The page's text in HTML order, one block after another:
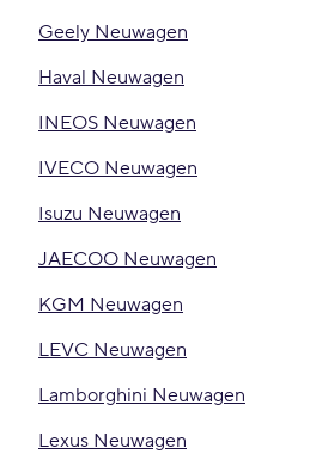
Geely Neuwagen
Haval Neuwagen
INEOS Neuwagen
IVECO Neuwagen
Isuzu Neuwagen
JAECOO Neuwagen
KGM Neuwagen
LEVC Neuwagen
Lamborghini Neuwagen
Lexus Neuwagen